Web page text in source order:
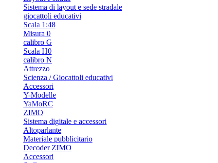
Sistema di layout e sede stradale
giocattoli educativi
Scala 1:48
Misura 0
calibro G
Scala H0
calibro N
Attrezzo
Scienza / Giocattoli educativi
Accessori
Y-Modelle
YaMoRC
ZIMO
Sistema digitale e accessori
Altoparlante
Materiale pubblicitario
Decoder ZIMO
Accessori